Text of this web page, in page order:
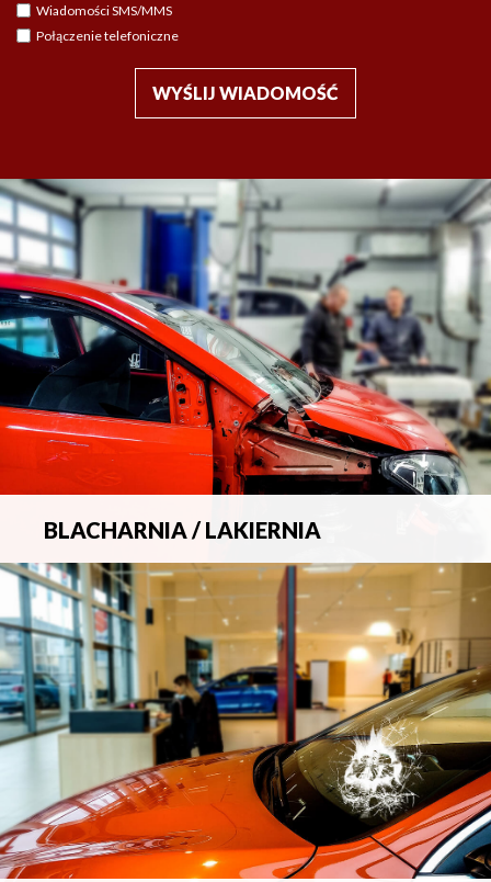
Wiadomości SMS/MMS
Połączenie telefoniczne
BLACHARNIA / LAKIERNIA
Kompleksowa obsługa wszelkich napraw
blacharsko-lakierniczych.